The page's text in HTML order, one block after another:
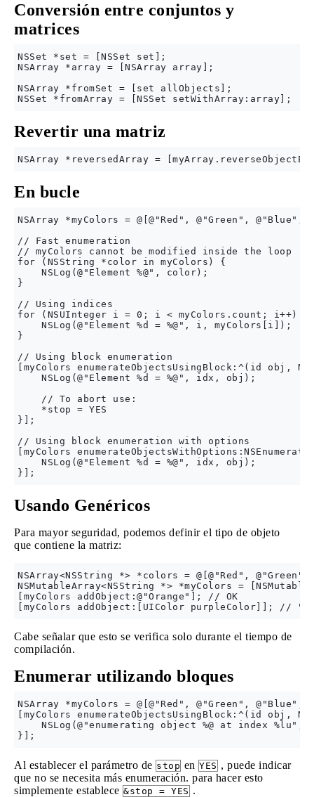
Conversión entre conjuntos y
matrices
NSSet *set = [NSSet set];
NSArray *array = [NSArray array];
NSArray *fromSet = [set allObjects];
Revertir una matriz
En bucle
NSArray *myColors = @[@"Red", @"Green", @"Blue",
// Fast enumeration
// myColors cannot be modified inside the loop
for (NSString *color in myColors) {
    NSLog(@"Element %@", color);
}
// Using indices
for (NSUInteger i = 0; i < myColors.count; i++) {
    NSLog(@"Element %d = %@", i, myColors[i]);
}
// Using block enumeration
[myColors enumerateObjectsUsingBlock:^(id obj,
    NSLog(@"Element %d = %@", idx, obj);
    // To abort use:
    *stop = YES
}];
// Using block enumeration with options
[myColors
    NSLog(@"Element %d = %@", idx, obj);
Usando Genéricos
Para mayor seguridad, podemos definir el tipo de objeto
que contiene la matriz:
NSArray<NSString *> *colors = @[@"Red",
NSMutableArray<NSString *> *myColors =
[myColors addObject:@"Orange"]; // OK
Cabe señalar que esto se verifica solo durante el tiempo de
compilación.
Enumerar utilizando bloques
NSArray *myColors = @[@"Red", @"Green", @"Blue",
[myColors enumerateObjectsUsingBlock:^(id obj,
NSLog(@"enumerating object %@ at index %lu",
Al establecer el parámetro de stop en YES , puede indicar
que no se necesita más enumeración. para hacer esto
simplemente establece &stop = YES .